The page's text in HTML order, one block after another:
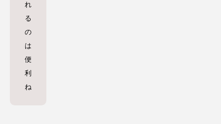
れ
る
の
は
便
利
ね